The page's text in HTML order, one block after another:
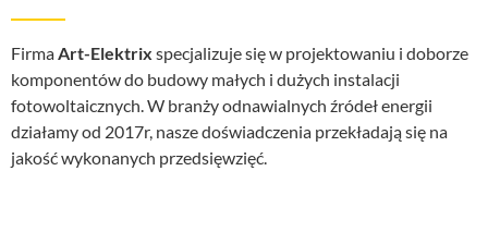
FirmaArt-Elektrix specjalizuje się w projektowaniu i doborze
komponentów do budowy małych i dużych instalacji
fotowoltaicznych. W branży odnawialnych źródeł energii
działamy od 2017r, nasze doświadczenia przekładają się na
jakość wykonanych przedsięwzięć.